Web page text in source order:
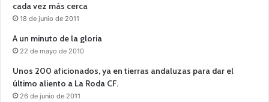
cada vez más cerca
18 de junio de 2011
A un minuto de la gloria
22 de mayo de 2010
Unos 200 aficionados, ya en tierras andaluzas para dar el
último aliento a La Roda CF.
26 de junio de 2011